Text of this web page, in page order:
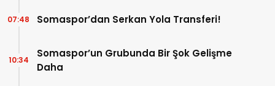
Somaspor’dan Serkan Yola Transferi!
07:48
Somaspor’un Grubunda Bir Şok Gelişme
Daha
10:34